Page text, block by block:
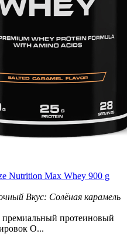
Nutrition Max Whey 900 g
Вкус: Солёная карамель
протеиновый
О...